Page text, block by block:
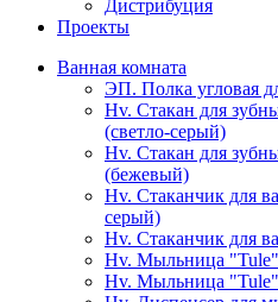
Дистрибуция
Проекты
Ванная комната
ЭП. Полка угловая
Hv. Стакан для
(светло-серый)
Hv. Стакан для
(бежевый)
Hv. Стаканчик для
серый)
Hv. Стаканчик для
Hv. Мыльница "Tule"
Hv. Мыльница